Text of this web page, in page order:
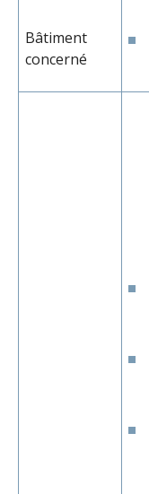
Bâtiment
concerné